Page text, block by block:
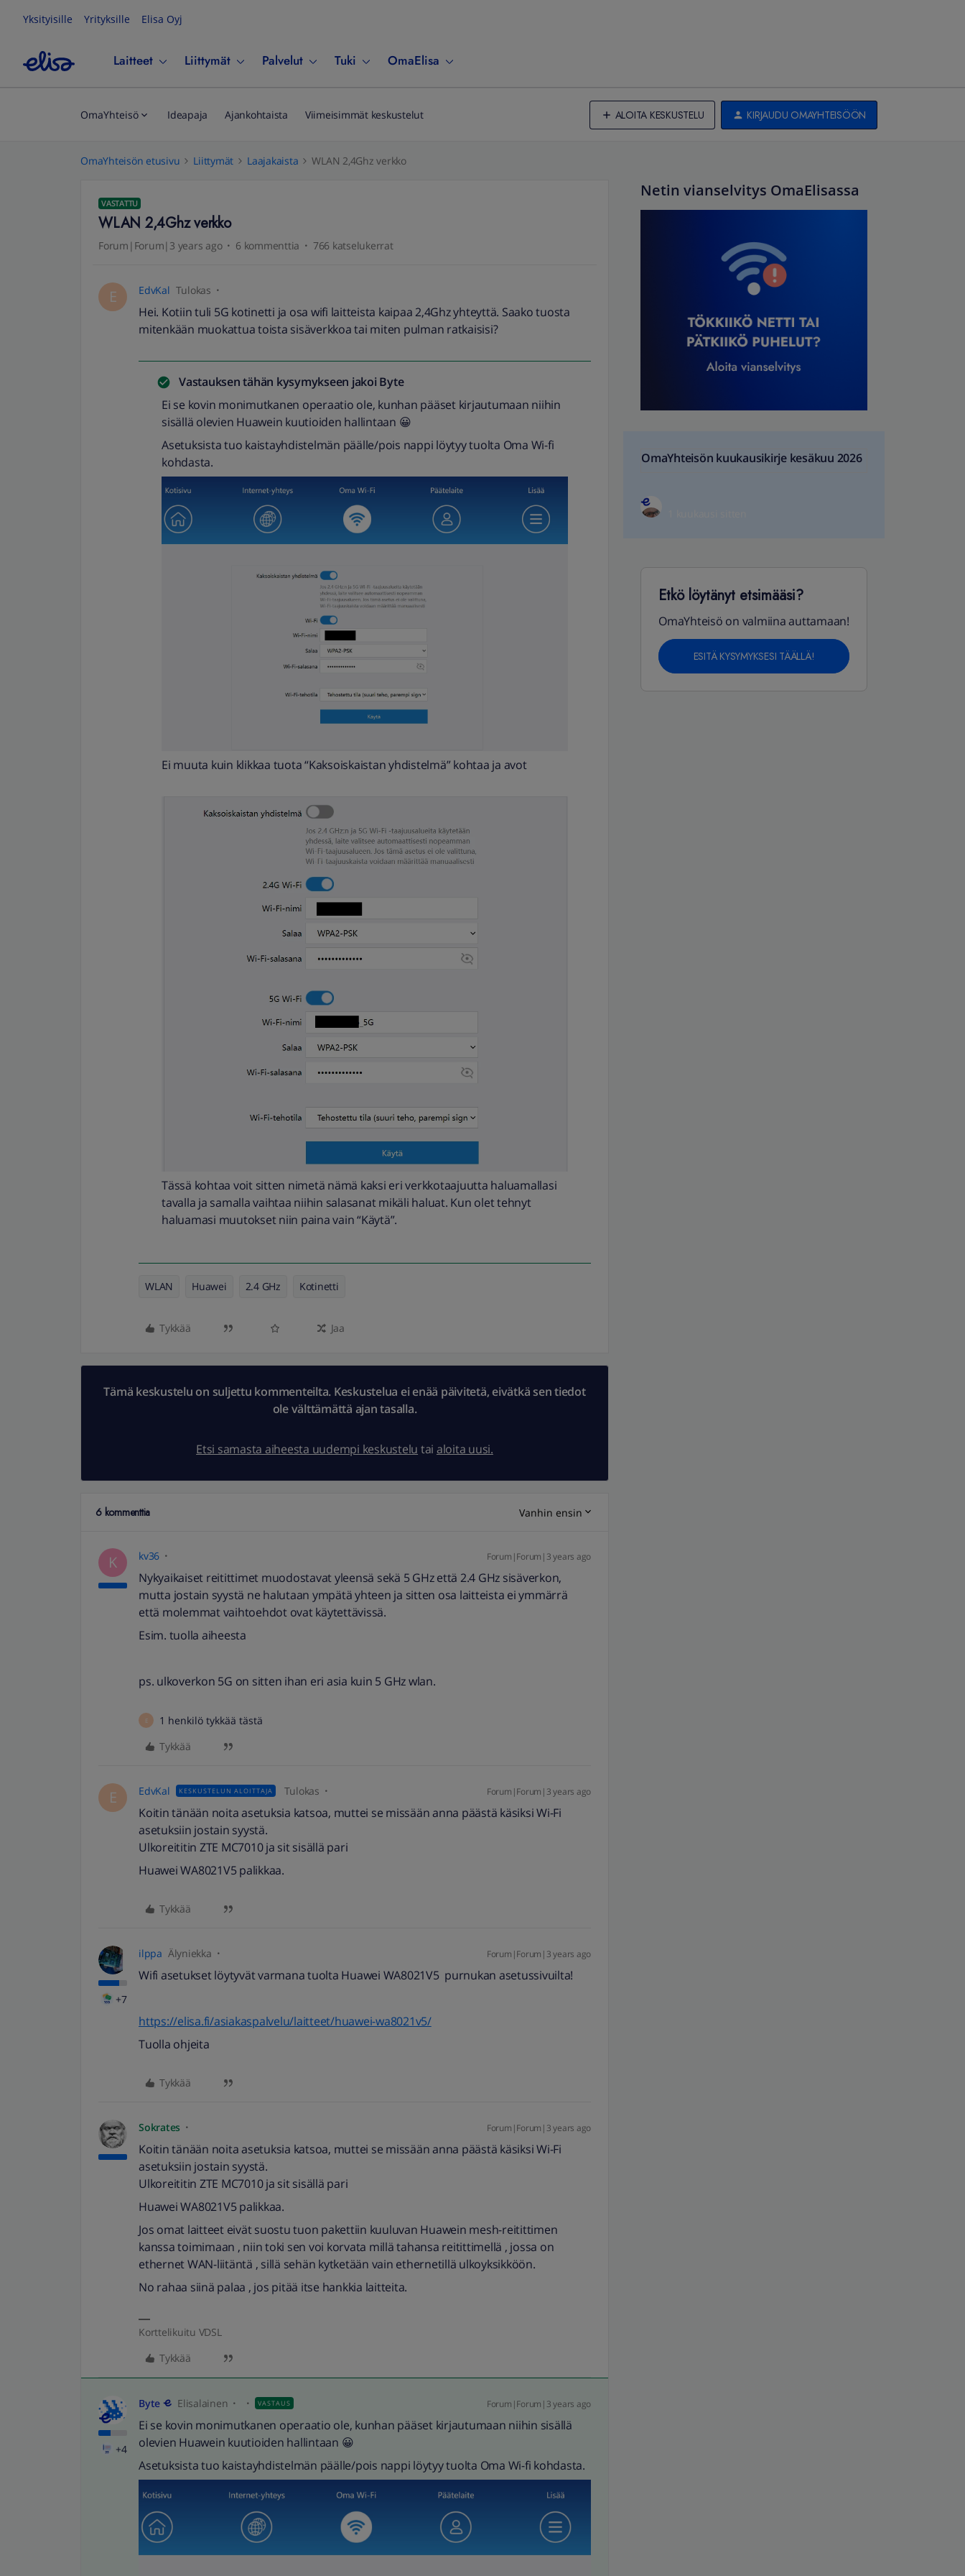
Yksityisille Yrityksille Elisa Oyj
Laitteet Liittymät Palvelut Tuki OmaElisa
OmaYhteisö Ideapaja Ajankohtaista Viimeisimmät keskustelut ALOITA KESKUSTELU KIRJAUDU OMAYHTEISÖÖN
OmaYhteisön etusivu Liittymät Laajakaista WLAN 2,4Ghz verkko
VASTATTU
WLAN 2,4Ghz verkko
Forum|Forum|3 years ago 6 kommenttia 766 katselukerrat
E EdvKal Tulokas
Hei. Kotiin tuli 5G kotinetti ja osa wifi laitteista kaipaa 2,4Ghz yhteyttä. Saako tuosta
mitenkään muokattua toista sisäverkkoa tai miten pulman ratkaisisi?
Vastauksen tähän kysymykseen jakoi Byte
Ei se kovin monimutkanen operaatio ole, kunhan pääset kirjautumaan niihin
sisällä olevien Huawein kuutioiden hallintaan 😀
Asetuksista tuo kaistayhdistelmän päälle/pois nappi löytyy tuolta Oma Wi-fi
kohdasta.
Ei muuta kuin klikkaa tuota “Kaksoiskaistan yhdistelmä” kohtaa ja avot
Tässä kohtaa voit sitten nimetä nämä kaksi eri verkkotaajuutta haluamallasi
tavalla ja samalla vaihtaa niihin salasanat mikäli haluat. Kun olet tehnyt
haluamasi muutokset niin paina vain “Käytä”.
WLAN Huawei 2.4 GHz Kotinetti
Tykkää Jaa
Tämä keskustelu on suljettu kommenteilta. Keskustelua ei enää päivitetä, eivätkä sen tiedot
ole välttämättä ajan tasalla.
Etsi samasta aiheesta uudempi keskustelu tai aloita uusi.
6 kommenttia Vanhin ensin
K kv36 Forum|Forum|3 years ago
Nykyaikaiset reitittimet muodostavat yleensä sekä 5 GHz että 2.4 GHz sisäverkon,
mutta jostain syystä ne halutaan ympätä yhteen ja sitten osa laitteista ei ymmärrä
että molemmat vaihtoehdot ovat käytettävissä.
Esim. tuolla aiheesta
ps. ulkoverkon 5G on sitten ihan eri asia kuin 5 GHz wlan.
E
1 henkilö tykkää tästä
Tykkää
E EdvKal KESKUSTELUN ALOITTAJA Tulokas Forum|Forum|3 years ago
Koitin tänään noita asetuksia katsoa, muttei se missään anna päästä käsiksi Wi-Fi
asetuksiin jostain syystä.
Ulkoreititin ZTE MC7010 ja sit sisällä pari
Huawei WA8021V5 palikkaa.
Tykkää
+7
ilppa Älyniekka Forum|Forum|3 years ago
Wifi asetukset löytyvät varmana tuolta Huawei WA8021V5 purnukan asetussivuilta!
https://elisa.fi/asiakaspalvelu/laitteet/huawei-wa8021v5/
Tuolla ohjeita
Tykkää
Sokrates Forum|Forum|3 years ago
Koitin tänään noita asetuksia katsoa, muttei se missään anna päästä käsiksi Wi-Fi
asetuksiin jostain syystä.
Ulkoreititin ZTE MC7010 ja sit sisällä pari
Huawei WA8021V5 palikkaa.
Jos omat laitteet eivät suostu tuon pakettiin kuuluvan Huawein mesh-reitittimen
kanssa toimimaan , niin toki sen voi korvata millä tahansa reitittimellä , jossa on
ethernet WAN-liitäntä , sillä sehän kytketään vain ethernetillä ulkoyksikköön.
No rahaa siinä palaa , jos pitää itse hankkia laitteita.
Korttelikuitu VDSL
Tykkää
+4
Byte Elisalainen VASTAUS Forum|Forum|3 years ago
Ei se kovin monimutkanen operaatio ole, kunhan pääset kirjautumaan niihin sisällä
olevien Huawein kuutioiden hallintaan 😀
Asetuksista tuo kaistayhdistelmän päälle/pois nappi löytyy tuolta Oma Wi-fi kohdasta.
Netin vianselvitys OmaElisassa
OmaYhteisön kuukausikirje kesäkuu 2026
Etkö löytänyt etsimääsi?
OmaYhteisö on valmiina auttamaan!
ESITÄ KYSYMYKSESI TÄÄLLÄ!